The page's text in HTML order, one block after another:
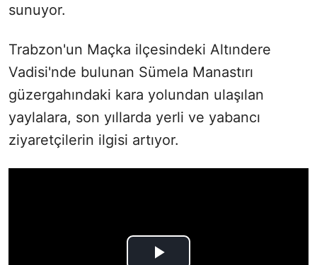
sunuyor.
Trabzon'un Maçka ilçesindeki Altındere
Vadisi'nde bulunan Sümela Manastırı
güzergahındaki kara yolundan ulaşılan
yaylalara, son yıllarda yerli ve yabancı
ziyaretçilerin ilgisi artıyor.